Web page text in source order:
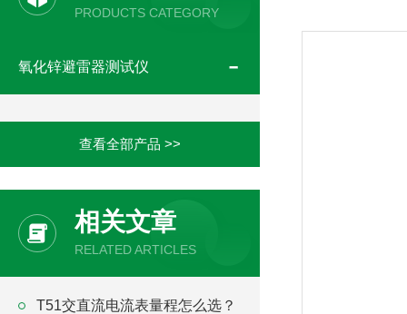
PRODUCTS CATEGORY
氧化锌避雷器测试仪
查看全部产品 >>
相关文章
RELATED ARTICLES
T51交直流电流表量程怎么选？